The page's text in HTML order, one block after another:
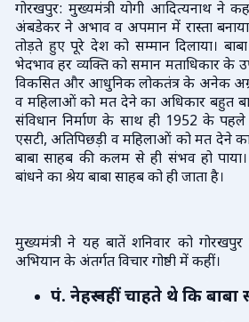
गोरखपुर: मुख्यमंत्री योगी आदित्यनाथ ने
अंबडेकर ने अभाव व अपमान में रास्ता
तोड़ते हुए पूरे देश को सम्मान दिलाया।
भेदभाव हर व्यक्ति को समान मताधिकार के
विकसित और आधुनिक लोकतंत्र के अनेक
व महिलाओं को मत देने का अधिकार बहुत
संविधान निर्माण के साथ ही 1952 के
एसटी, अतिपिछड़ी व महिलाओं को मत देने
बाबा साहब की कलम से ही संभव हो
बांधने का श्रेय बाबा साहब को ही जाता है।
मुख्यमंत्री ने यह बातें शनिवार को
अभियान के अंतर्गत विचार गोष्ठी में कहीं।
पं. नेहरू नहीं चाहते थे कि